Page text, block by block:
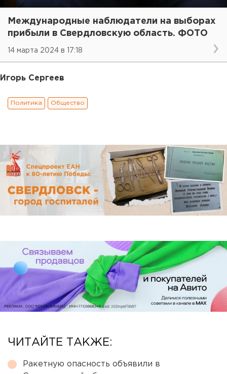
Международные наблюдатели на выборах
прибыли в Свердловскую область. ФОТО
14 марта 2024 в 17:18
Игорь Сергеев
Политика Общество
ЧИТАЙТЕ ТАКЖЕ:
Ракетную опасность объявили в